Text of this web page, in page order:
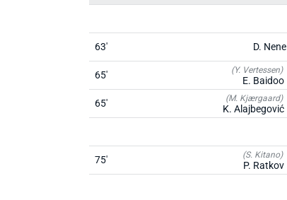
63' D. Nene
65' (Y. Vertessen)
E. Baidoo
65'
(M. Kjærgaard)
K. Alajbegović
75' (S. Kitano)
P. Ratkov